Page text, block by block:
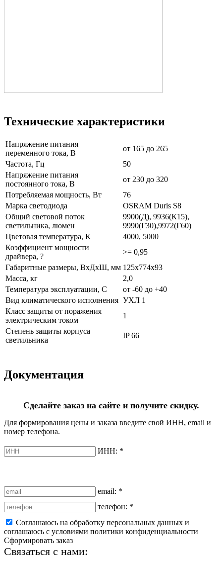
Технические характеристики
Напряжение питания
переменного тока, В
от 165 до 265
Частота, Гц
50
Напряжение питания
постоянного тока, В
от 230 до 320
Потребляемая мощность, Вт
76
Марка светодиода
OSRAM Duris S8
Общий световой поток
светильника, люмен
9900(Д), 9936(К15),
9990(Г30),9972(Г60)
Цветовая температура, К
4000, 5000
Коэффициент мощности
драйвера, ?
>= 0,95
Габаритные размеры, ВхДхШ, мм 125х774х93
Масса, кг
2,0
Температура эксплуатации, С
от -60 до +40
Вид климатического исполнения УХЛ 1
Класс защиты от поражения
электрическим током
1
Степень защиты корпуса
светильника
IP 66
Документация
Сделайте заказ на сайте и получите скидку.
Для формирования цены и заказа введите свой ИНН, email и
номер телефона.
ИНН: *
email: *
телефон: *
Соглашаюсь на обработку персональных данных и
соглашаюсь с условиями политики конфиденциальности
Сформировать заказ
Связаться с нами: